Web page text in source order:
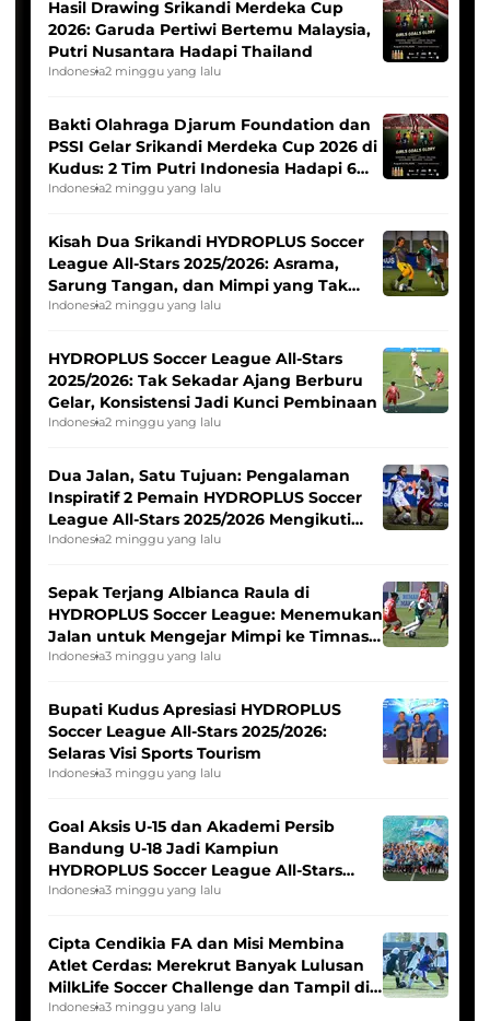
Hasil Drawing Srikandi Merdeka Cup
2026: Garuda Pertiwi Bertemu Malaysia,
Putri Nusantara Hadapi Thailand
Indonesia2 minggu yang lalu
Bakti Olahraga Djarum Foundation dan
PSSI Gelar Srikandi Merdeka Cup 2026 di
Kudus: 2 Tim Putri Indonesia Hadapi 6
Tim Asia
Indonesia2 minggu yang lalu
Kisah Dua Srikandi HYDROPLUS Soccer
League All-Stars 2025/2026: Asrama,
Sarung Tangan, dan Mimpi yang Tak
Pernah Padam
Indonesia2 minggu yang lalu
HYDROPLUS Soccer League All-Stars
2025/2026: Tak Sekadar Ajang Berburu
Gelar, Konsistensi Jadi Kunci Pembinaan
Indonesia2 minggu yang lalu
Dua Jalan, Satu Tujuan: Pengalaman
Inspiratif 2 Pemain HYDROPLUS Soccer
League All-Stars 2025/2026 Mengikuti
Seleksi Timnas Indonesia Putri
Indonesia2 minggu yang lalu
Sepak Terjang Albianca Raula di
HYDROPLUS Soccer League: Menemukan
Jalan untuk Mengejar Mimpi ke Timnas
Indonesia Putri
Indonesia3 minggu yang lalu
Bupati Kudus Apresiasi HYDROPLUS
Soccer League All-Stars 2025/2026:
Selaras Visi Sports Tourism
Indonesia3 minggu yang lalu
Goal Aksis U-15 dan Akademi Persib
Bandung U-18 Jadi Kampiun
HYDROPLUS Soccer League All-Stars
2025/2026
Indonesia3 minggu yang lalu
Cipta Cendikia FA dan Misi Membina
Atlet Cerdas: Merekrut Banyak Lulusan
MilkLife Soccer Challenge dan Tampil di
HYDROPLUS Soccer League
Indonesia3 minggu yang lalu